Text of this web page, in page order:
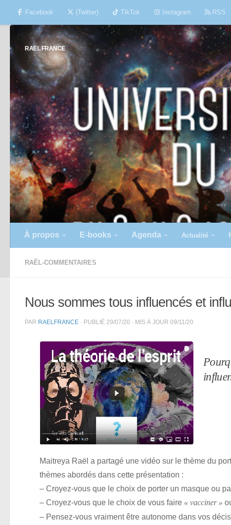
Skip to content
Facebook (Twitter) TikTok Instagram RSS
RAËL FRANCE
À propos E-books Agenda Actualité
RAËL-COMMENTAIRES
Nous sommes tous influencés et
PAR RAELFRANCE · PUBLIÉ 29/07/20 · MIS À JOUR 09/11/20
Maitreya Raël a partagé une vidéo sur le thème du
thèmes abordés dans cette présentation :
– Croyez-vous que le choix de porter un masque ou
– Croyez-vous que le choix de vous faire « vacciner »
– Pensez-vous vraiment être autonome dans vos